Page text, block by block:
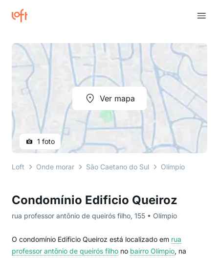
Condomínio Edificio Queiroz
rua professor antônio de queirós filho, 155 • Olímpio
O condomínio Edificio Queiroz está localizado em rua
professor antônio de queirós filho no bairro Olímpio, na
Ver mapa
1 foto
Loft Onde morar São Caetano do Sul Olímpio